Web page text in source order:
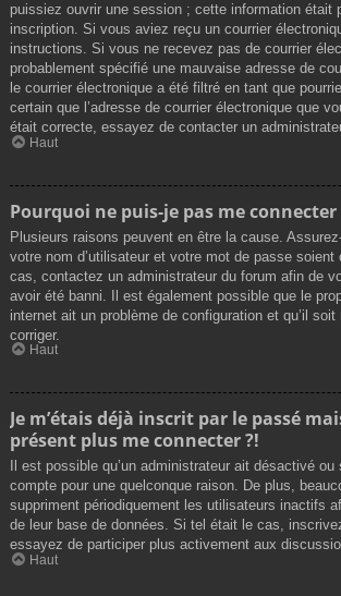
puissiez ouvrir une session ; cette information était
inscription. Si vous aviez reçu un courrier
instructions. Si vous ne recevez pas de courrier
probablement spécifié une mauvaise adresse de
le courrier électronique a été filtré en tant que
certain que l’adresse de courrier électronique que
était correcte, essayez de contacter un
Haut
Pourquoi ne puis-je pas me connecter
Plusieurs raisons peuvent en être la cause.
votre nom d’utilisateur et votre mot de passe
cas, contactez un administrateur du forum afin de
avoir été banni. Il est également possible que le
internet ait un problème de configuration et qu’il
corriger.
Haut
Je m’étais déjà inscrit par le passé
présent plus me connecter ?!
Il est possible qu’un administrateur ait désactivé
compte pour une quelconque raison. De plus,
suppriment périodiquement les utilisateurs inactifs
de leur base de données. Si tel était le cas,
essayez de participer plus activement aux
Haut